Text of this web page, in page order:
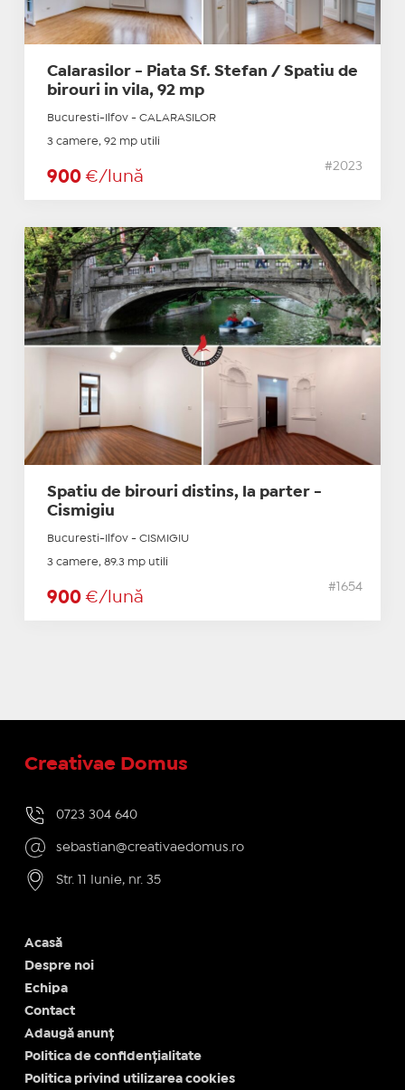
Calarasilor - Piata Sf. Stefan / Spatiu de
birouri in vila, 92 mp
Bucuresti-Ilfov - CALARASILOR
3 camere, 92 mp utili
900 €/lună
#2023
Spatiu de birouri distins, la parter -
Cismigiu
Bucuresti-Ilfov - CISMIGIU
3 camere, 89.3 mp utili
900 €/lună
#1654
Creativae Domus
0723 304 640
sebastian@creativaedomus.ro
Str. 11 Iunie, nr. 35
Acasă
Despre noi
Echipa
Contact
Adaugă anunț
Politica de confidențialitate
Politica privind utilizarea cookies